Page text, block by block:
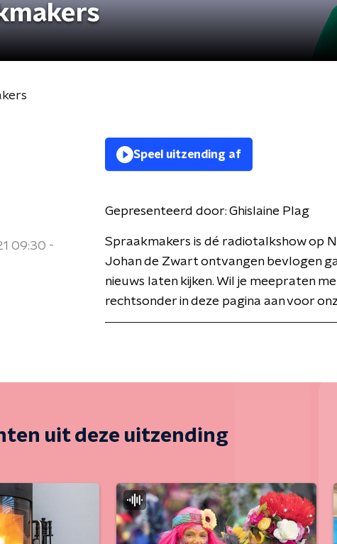
09:30 -
Speel uitzending af
Gepresenteerd door: Ghislaine Plag
Spraakmakers is dé radiotalkshow op
Johan de Zwart ontvangen bevlogen
nieuws laten kijken. Wil je meepraten
rechtsonder in deze pagina aan voor
uit deze uitzending